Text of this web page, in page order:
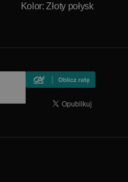
Kolor: Złoty połysk